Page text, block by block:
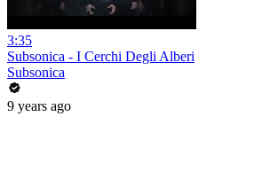
3:35
Subsonica - I Cerchi Degli Alberi
Subsonica
9 years ago